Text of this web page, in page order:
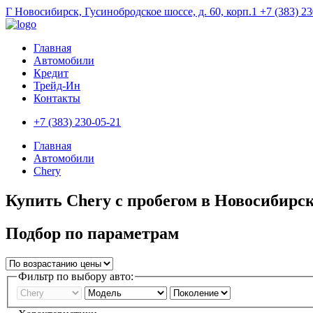
Г Новосибирск, Гусинобродское шоссе, д. 60, корп.1 +7 (383)
Главная
Автомобили
Кредит
Трейд-Ин
Контакты
+7 (383) 230-05-21
Главная
Автомобили
Chery
Купить Chery с пробегом в
Подбор по параметрам
Фильтр по выбору авто: